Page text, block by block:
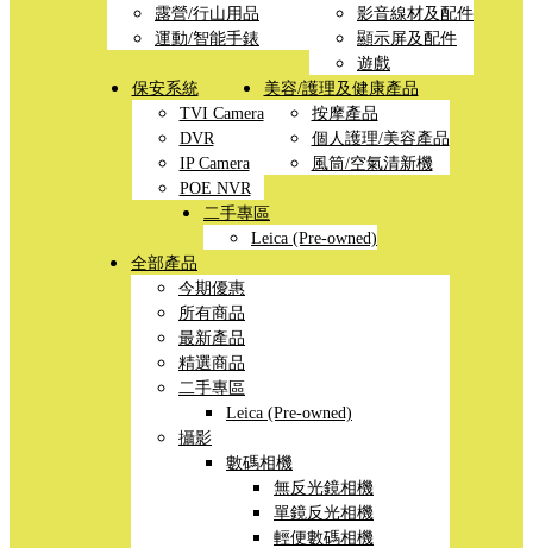
露營/行山用品
運動/智能手錶
影音線材及配件
顯示屏及配件
遊戲
保安系統
TVI Camera
DVR
IP Camera
POE NVR
美容/護理及健康產品
按摩產品
個人護理/美容產品
風筒/空氣清新機
二手專區
Leica (Pre-owned)
全部產品
今期優惠
所有商品
最新產品
精選商品
二手專區
Leica (Pre-owned)
攝影
數碼相機
無反光鏡相機
單鏡反光相機
輕便數碼相機